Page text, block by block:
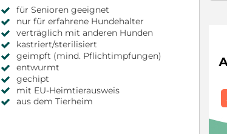
für Senioren geeignet
nur für erfahrene Hundehalter
verträglich mit anderen Hunden
kastriert/sterilisiert
geimpft (mind. Pflichtimpfungen)
entwurmt
gechipt
mit EU-Heimtierausweis
aus dem Tierheim